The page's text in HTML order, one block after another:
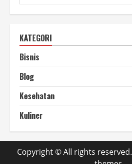
KATEGORI
Bisnis
Blog
Kesehatan
Kuliner
Copyright © All rights reserved.